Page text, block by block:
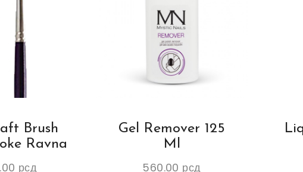
Brush
Ravna
рсд
Gel Remover 125
Ml
560.00 рсд